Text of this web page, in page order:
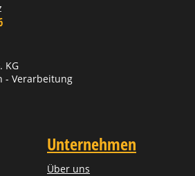
KG
- Verarbeitung
Unternehmen
Über uns